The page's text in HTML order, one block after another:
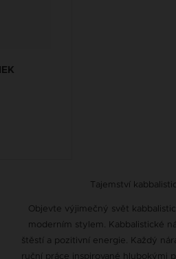
Tajemství
Objevte výjimečný svět
moderním stylem. Kabbalistické
štěstí a pozitivní energie. Každý
ruční práce inspirované hlubokými